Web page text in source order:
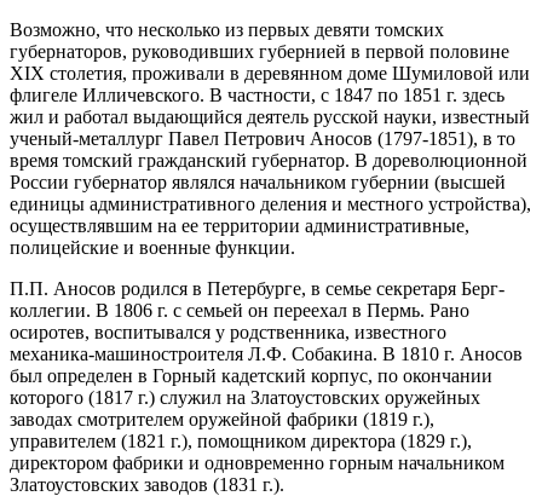
Возможно, что несколько из первых девяти томских
губернаторов, руководивших губернией в первой половине
XIX столетия, проживали в деревянном доме Шумиловой или
флигеле Илличевского. В частности, с 1847 по 1851 г. здесь
жил и работал выдающийся деятель русской науки, известный
ученый-металлург Павел Петрович Аносов (1797-1851), в то
время томский гражданский губернатор. В дореволюционной
России губернатор являлся начальником губернии (высшей
единицы административного деления и местного устройства),
осуществлявшим на ее территории административные,
полицейские и военные функции.
П.П. Аносов родился в Петербурге, в семье секретаря Берг-
коллегии. В 1806 г. с семьей он переехал в Пермь. Рано
осиротев, воспитывался у родственника, известного
механика-машиностроителя Л.Ф. Собакина. В 1810 г. Аносов
был определен в Горный кадетский корпус, по окончании
которого (1817 г.) служил на Златоустовских оружейных
заводах смотрителем оружейной фабрики (1819 г.),
управителем (1821 г.), помощником директора (1829 г.),
директором фабрики и одновременно горным начальником
Златоустовских заводов (1831 г.).